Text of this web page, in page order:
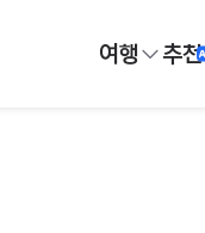
여행 추천